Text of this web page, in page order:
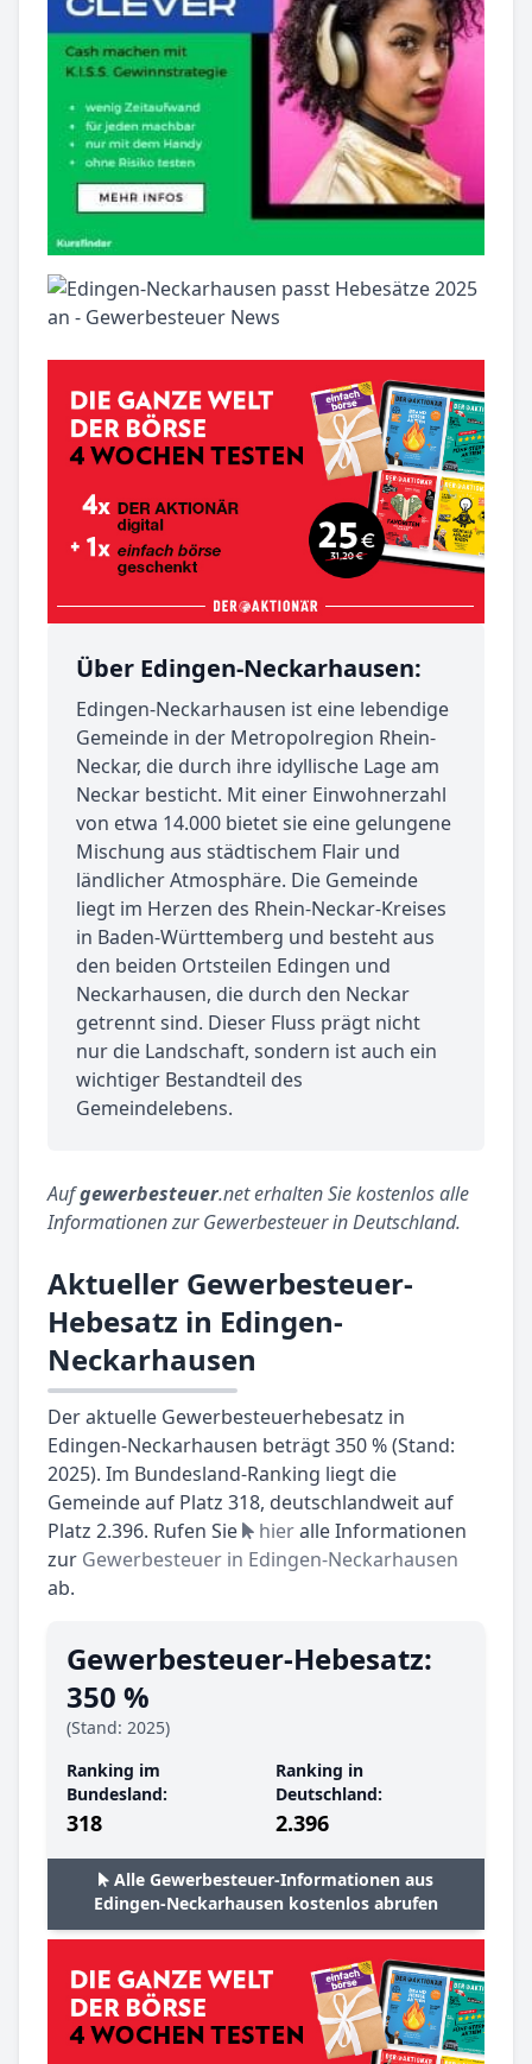
Über Edingen-Neckarhausen:
Edingen-Neckarhausen ist eine lebendige
Gemeinde in der Metropolregion Rhein-
Neckar, die durch ihre idyllische Lage am
Neckar besticht. Mit einer Einwohnerzahl
von etwa 14.000 bietet sie eine gelungene
Mischung aus städtischem Flair und
ländlicher Atmosphäre. Die Gemeinde
liegt im Herzen des Rhein-Neckar-Kreises
in Baden-Württemberg und besteht aus
den beiden Ortsteilen Edingen und
Neckarhausen, die durch den Neckar
getrennt sind. Dieser Fluss prägt nicht
nur die Landschaft, sondern ist auch ein
wichtiger Bestandteil des
Gemeindelebens.
Aufgewerbesteuer.net erhalten Sie kostenlos alle
Informationen zur Gewerbesteuer in Deutschland.
Aktueller Gewerbesteuer-
Hebesatz in Edingen-
Neckarhausen
Der aktuelle Gewerbesteuerhebesatz in
Edingen-Neckarhausen beträgt 350 % (Stand:
2025). Im Bundesland-Ranking liegt die
Gemeinde auf Platz 318, deutschlandweit auf
Platz 2.396. Rufen Sie
hieralle Informationen
zur Gewerbesteuer in Edingen-Neckarhausen
ab.
Gewerbesteuer-Hebesatz:
350 %
(Stand: 2025)
Ranking im
Bundesland:
318
Ranking in
Deutschland:
2.396
Alle Gewerbesteuer-Informationen aus
Edingen-Neckarhausen kostenlos abrufen